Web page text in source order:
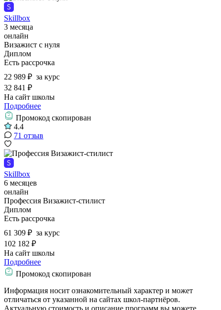
Skillbox
3 месяца
онлайн
Визажист с нуля
Диплом
Есть рассрочка
22 989 ₽ за курс
32 841 ₽
На сайт школы
Подробнее
Промокод скопирован
4.4
71 отзыв
Skillbox
6 месяцев
онлайн
Профессия Визажист-стилист
Диплом
Есть рассрочка
61 309 ₽ за курс
102 182 ₽
На сайт школы
Подробнее
Промокод скопирован
Информация носит ознакомительный характер и может
отличаться от указанной на сайтах школ-партнёров.
Актуальную стоимость и описание программ вы можете